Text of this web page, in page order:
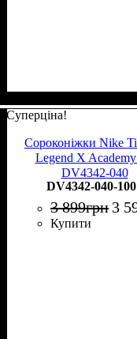
Суперціна!
Сороконіжки Nike
Legend X
DV4342-040
DV4342-040-
3 899грн 3
Купити